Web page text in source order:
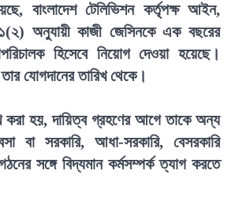
বাংলাদেশ টেলিভিশন কর্তৃপক্ষ আইন,
অনুযায়ী কাজী জেসিনকে এক বছরের
হিসেবে নিয়োগ দেওয়া হয়েছে।
যোগদানের তারিখ থেকে।
হয়, দায়িত্ব গ্রহণের আগে তাকে অন্য
বা সরকারি, আধা-সরকারি, বেসরকারি
সঙ্গে বিদ্যমান কর্মসম্পর্ক ত্যাগ করতে